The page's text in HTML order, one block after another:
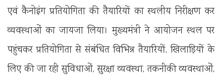
एवं कैनोइंग प्रतियोगिता की तैयारियों का स्थलीय निरीक्षण कर
व्यवस्थाओं का जायजा लिया। मुख्यमंत्री ने आयोजन स्थल पर
पहुंचकर प्रतियोगिता से संबंधित विभिन्न तैयारियों, खिलाड़ियों के
लिए की जा रही सुविधाओं, सुरक्षा व्यवस्था, तकनीकी व्यवस्थाओं,